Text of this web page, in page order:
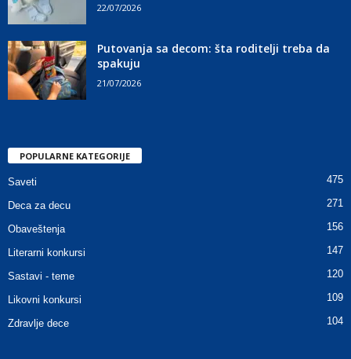
22/07/2026
Putovanja sa decom: šta roditelji treba da
spakuju
21/07/2026
POPULARNE KATEGORIJE
Saveti 475
Deca za decu 271
Obaveštenja 156
Literarni konkursi 147
Sastavi - teme 120
Likovni konkursi 109
Zdravlje dece 104